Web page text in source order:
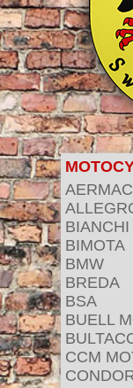
BIANCHI
BIMOTA
BMW
BREDA
BSA
BUELL
CCM